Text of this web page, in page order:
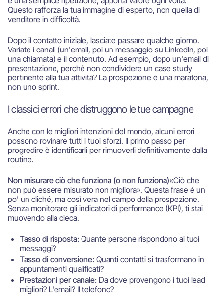
Questo rafforza la tua immagine di esperto, non quella di
venditore in difficoltà.
Dopo il contatto iniziale, lasciate passare qualche giorno.
Variate i canali (un'email, poi un messaggio su LinkedIn, poi
una chiamata) e il contenuto. Ad esempio, dopo un'email di
presentazione, perché non condividere un case study
pertinente alla tua attività? La prospezione è una maratona,
non uno sprint.
I classici errori che distruggono le tue campagne
Anche con le migliori intenzioni del mondo, alcuni errori
possono rovinare tutti i tuoi sforzi. Il primo passo per
progredire è identificarli per rimuoverli definitivamente dalla
routine.
Non misurare ciò che funziona (o non funziona)«Ciò che
non può essere misurato non migliora». Questa frase è un
po' un cliché, ma così vera nel campo della prospezione.
Senza monitorare gli indicatori di performance (KPI), ti stai
muovendo alla cieca.
Tasso di risposta: Quante persone rispondono ai tuoi
messaggi?
Tasso di conversione: Quanti contatti si trasformano in
appuntamenti qualificati?
Prestazioni per canale: Da dove provengono i tuoi lead
migliori? L'email? Il telefono?